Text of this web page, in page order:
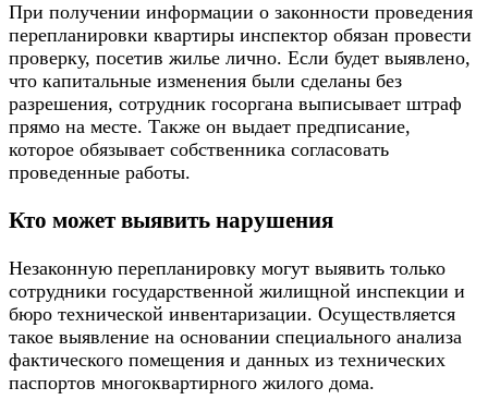
При получении информации о законности проведения
перепланировки квартиры инспектор обязан провести
проверку, посетив жилье лично. Если будет выявлено,
что капитальные изменения были сделаны без
разрешения, сотрудник госоргана выписывает штраф
прямо на месте. Также он выдает предписание,
которое обязывает собственника согласовать
проведенные работы.
Кто может выявить нарушения
Незаконную перепланировку могут выявить только
сотрудники государственной жилищной инспекции и
бюро технической инвентаризации. Осуществляется
такое выявление на основании специального анализа
фактического помещения и данных из технических
паспортов многоквартирного жилого дома.